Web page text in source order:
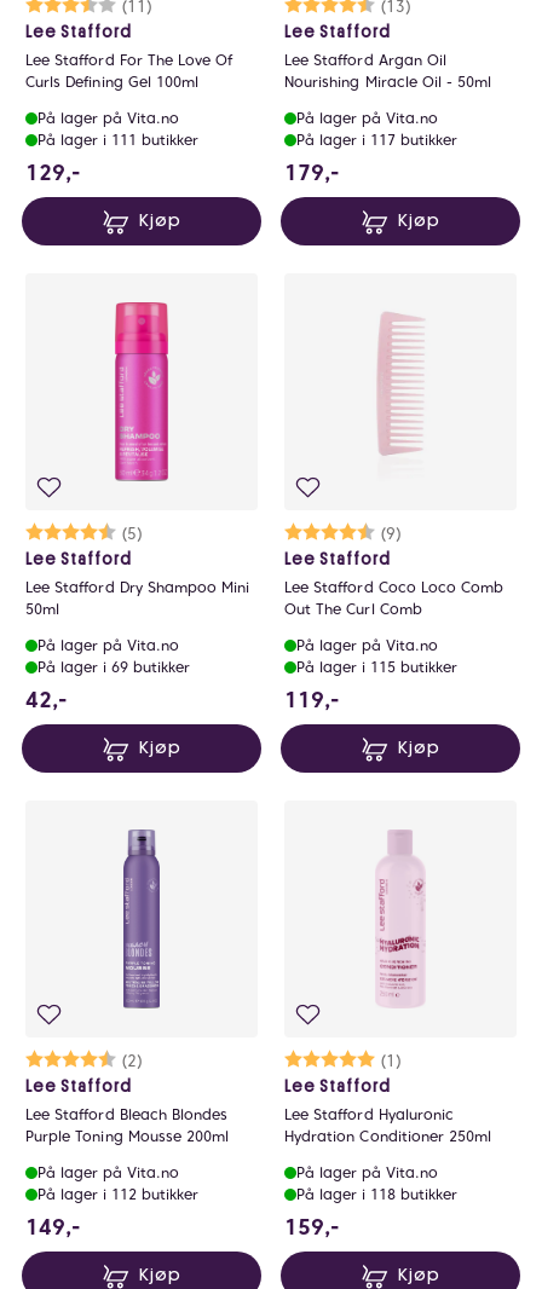
Karakter:
(11)
3.8 av 5 mulige
Lee Stafford
Lee Stafford For The Love Of
Curls Defining Gel 100ml
På lager på Vita.no
På lager i 111 butikker
129,-
Kjøp
Karakter:
(13)
4.4 av 5 mulige
Lee Stafford
Lee Stafford Argan Oil
Nourishing Miracle Oil - 50ml
På lager på Vita.no
På lager i 117 butikker
179,-
Kjøp
Karakter:
(5)
4.2 av 5 mulige
Lee Stafford
Lee Stafford Dry Shampoo Mini
50ml
På lager på Vita.no
På lager i 69 butikker
42,-
Kjøp
Karakter:
(9)
4.6 av 5 mulige
Lee Stafford
Lee Stafford Coco Loco Comb
Out The Curl Comb
På lager på Vita.no
På lager i 115 butikker
119,-
Kjøp
Karakter:
(2)
4.5 av 5 mulige
Lee Stafford
Lee Stafford Bleach Blondes
Purple Toning Mousse 200ml
På lager på Vita.no
På lager i 112 butikker
149,-
Kjøp
Karakter:
(1)
5.0 av 5 mulige
Lee Stafford
Lee Stafford Hyaluronic
Hydration Conditioner 250ml
På lager på Vita.no
På lager i 118 butikker
159,-
Kjøp